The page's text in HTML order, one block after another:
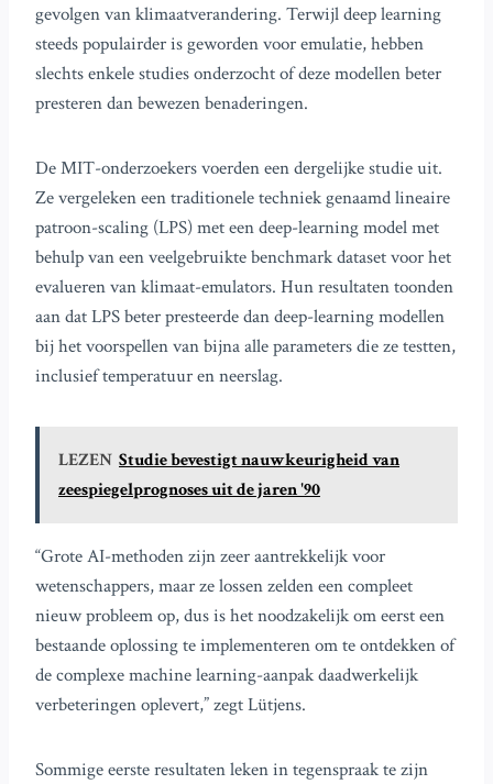
gevolgen van klimaatverandering. Terwijl deep learning
steeds populairder is geworden voor emulatie, hebben
slechts enkele studies onderzocht of deze modellen beter
presteren dan bewezen benaderingen.
De MIT-onderzoekers voerden een dergelijke studie uit.
Ze vergeleken een traditionele techniek genaamd lineaire
patroon-scaling (LPS) met een deep-learning model met
behulp van een veelgebruikte benchmark dataset voor het
evalueren van klimaat-emulators. Hun resultaten toonden
aan dat LPS beter presteerde dan deep-learning modellen
bij het voorspellen van bijna alle parameters die ze testten,
inclusief temperatuur en neerslag.
LEZEN Studie bevestigt nauwkeurigheid van
zeespiegelprognoses uit de jaren '90
“Grote AI-methoden zijn zeer aantrekkelijk voor
wetenschappers, maar ze lossen zelden een compleet
nieuw probleem op, dus is het noodzakelijk om eerst een
bestaande oplossing te implementeren om te ontdekken of
de complexe machine learning-aanpak daadwerkelijk
verbeteringen oplevert,” zegt Lütjens.
Sommige eerste resultaten leken in tegenspraak te zijn